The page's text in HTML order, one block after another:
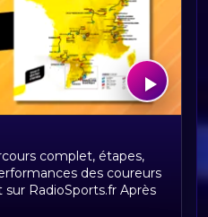
: présentation,
Sports
complet, étapes,
des coureurs
RadioSports.fr Après